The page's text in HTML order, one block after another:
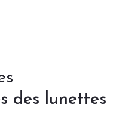
des lunettes